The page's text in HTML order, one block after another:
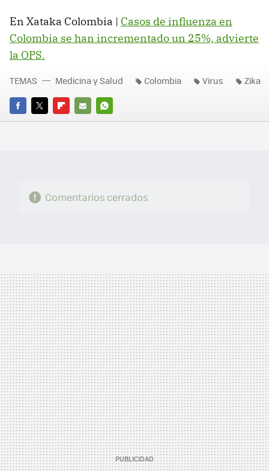
En Xataka Colombia | Casos de influenza en
Colombia se han incrementado un 25%, advierte
la OPS.
FACEBOOK
TWITTERFLIPBOARD
E-
WHATSAPP
TEMAS Medicina y Salud Colombia Virus Zika
Comentarios cerrados